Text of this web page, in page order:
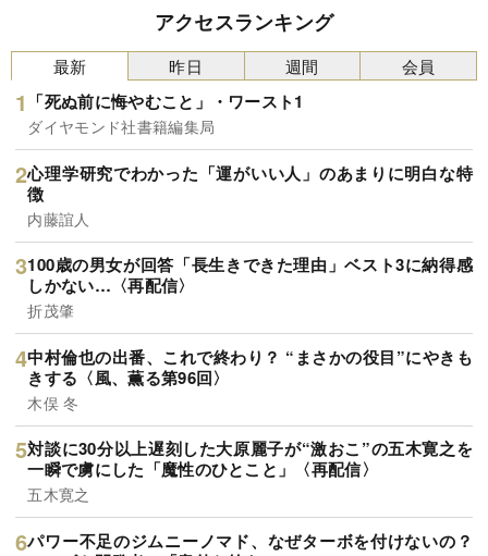
アクセスランキング
最新
「死ぬ前に悔やむこと」・ワースト1
ダイヤモンド社書籍編集局
心理学研究でわかった「運がいい人」のあまりに明白な特
徴
内藤誼人
100歳の男女が回答「長生きできた理由」ベスト3に納得感
しかない…〈再配信〉
折茂肇
中村倫也の出番、これで終わり？ “まさかの役目”にやきも
きする〈風、薫る第96回〉
木俣 冬
対談に30分以上遅刻した大原麗子が“激おこ”の五木寛之を
一瞬で虜にした「魔性のひとこと」〈再配信〉
五木寛之
パワー不足のジムニーノマド、なぜターボを付けないの？
昨日 週間 会員